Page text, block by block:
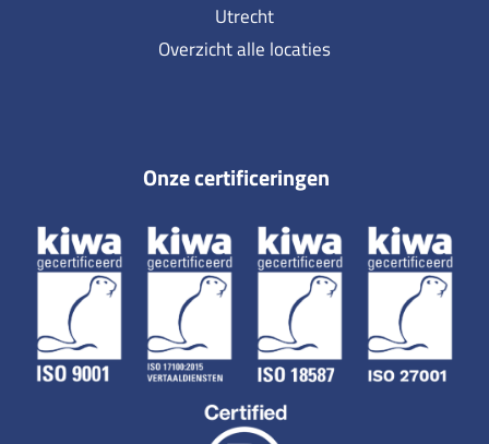
Utrecht
Overzicht alle locaties
Onze certificeringen